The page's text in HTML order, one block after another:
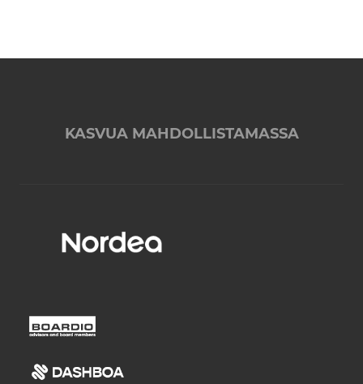
KASVUA MAHDOLLISTAMASSA